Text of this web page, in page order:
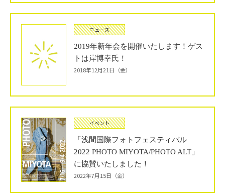
ニュース
2019年新年会を開催いたします！ゲス
トは岸博幸氏！
2018年12月21日（金）
イベント
「浅間国際フォトフェスティバル
2022 PHOTO MIYOTA/PHOTO ALT」
に協賛いたしました！
2022年7月15日（金）